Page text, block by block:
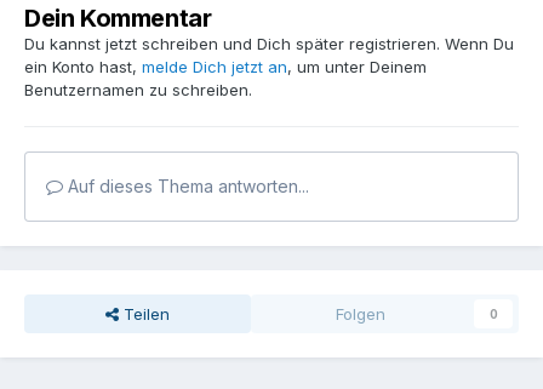
Dein Kommentar
Du kannst jetzt schreiben und Dich später registrieren. Wenn Du
ein Konto hast, melde Dich jetzt an, um unter Deinem
Benutzernamen zu schreiben.
Auf dieses Thema antworten...
Teilen Folgen 0